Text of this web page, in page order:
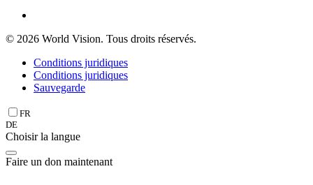
© 2026 World Vision. Tous droits réservés.
Conditions juridiques
Conditions juridiques
Sauvegarde
FR
DE
Choisir la langue
Faire un don maintenant